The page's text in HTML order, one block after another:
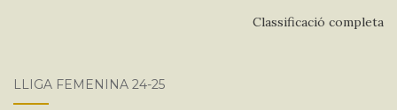
Classificació completa
LLIGA FEMENINA 24-25